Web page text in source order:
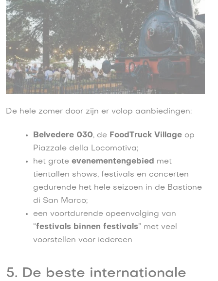
De hele zomer door zijn er volop aanbiedingen:
Belvedere 030, de FoodTruck Village op
Piazzale della Locomotiva;
het grote evenementengebied met
tientallen shows, festivals en concerten
gedurende het hele seizoen in de Bastione
di San Marco;
een voortdurende opeenvolging van
“festivals binnen festivals” met veel
voorstellen voor iedereen
5. De beste internationale